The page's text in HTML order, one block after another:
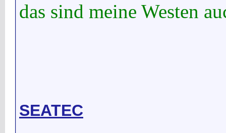
das sind meine Westen
SEATEC